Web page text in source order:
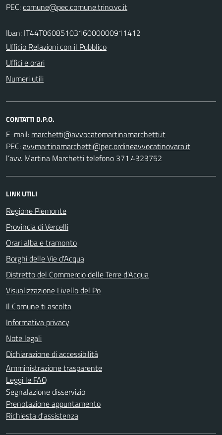
PEC:
Iban: IT44T0608510316000000911412
Ufficio Relazioni con il Pubblico
Uffici e orari
Numeri utili
CONTATTI D.P.O.
E-mail:
PEC:
l’avv. Martina Marchetti telefono 371.4323752
LINK UTILI
Regione Piemonte
Provincia di Vercelli
Orari alba e tramonto
Borghi delle Vie d'Acqua
Distretto del Commercio delle Terre d'Acqua
Visualizzazione Livello del Po
Il Comune ti ascolta
Informativa privacy
Note legali
Dichiarazione di accessibilità
Amministrazione trasparente
Leggi le FAQ
Segnalazione disservizio
Prenotazione appuntamento
Richiesta d'assistenza